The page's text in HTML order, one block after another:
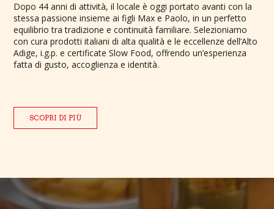
Dopo 44 anni di attività, il locale è oggi portato avanti con la
stessa passione insieme ai figli Max e Paolo, in un perfetto
equilibrio tra tradizione e continuità familiare. Selezioniamo
con cura prodotti italiani di alta qualità e le eccellenze dell’Alto
Adige, i.g.p. e certificate Slow Food, offrendo un’esperienza
fatta di gusto, accoglienza e identità.
SCOPRI DI PIÙ